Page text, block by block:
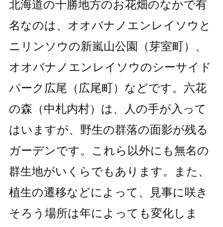
北海道の十勝地方のお花畑のなかで有
名なのは、オオバナノエンレイソウと
ニリンソウの新嵐山公園（芽室町）、
オオバナノエンレイソウのシーサイド
パーク広尾（広尾町）などです。六花
の森（中札内村）は、人の手が入って
はいますが、野生の群落の面影が残る
ガーデンです。これら以外にも無名の
群生地がいくらでもあります。また、
植生の遷移などによって、見事に咲き
そろう場所は年によっても変化しま